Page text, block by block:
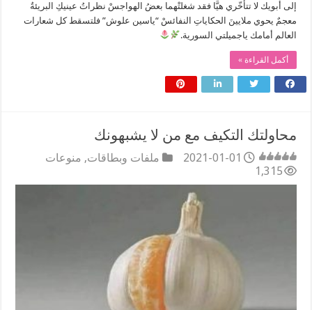
إلى أبويك لا تتأخّري هيَّا فقد شغلتْهما بعضُ الهواجسْ نظراتُ عينيكِ البريئةُ
معجمٌ يحوي ملايينَ الحكاياتِ النفائسْ “ياسين علوش” فلتسقط كل شعارات
العالم أمامك ياجميلتي السورية.
أكمل القراءة »
محاولتك التكيف مع من لا يشبهونك
2021-01-01 ملفات وبطاقات, منوعات
1,315